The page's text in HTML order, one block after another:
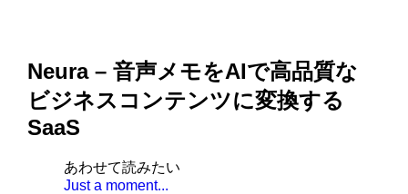
Neura – 音声メモをAIで高品質な
ビジネスコンテンツに変換する
SaaS
あわせて読みたい
Just a moment...